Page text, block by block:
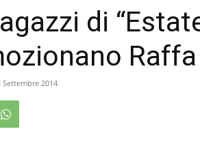
di
Raffa
Settembre 2014